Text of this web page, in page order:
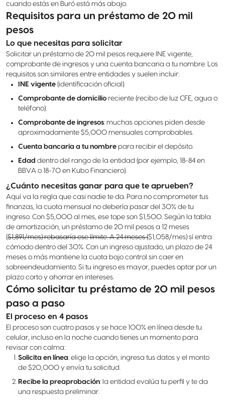
cuando estás en Buró está más abajo.
Requisitos para un préstamo de 20 mil
pesos
Lo que necesitas para solicitar
Solicitar un préstamo de 20 mil pesos requiere INE vigente,
comprobante de ingresos y una cuenta bancaria a tu nombre. Los
requisitos son similares entre entidades y suelen incluir:
INE vigente (identificación oficial).
Comprobante de domicilio reciente (recibo de luz CFE, agua o
teléfono).
Comprobante de ingresos: muchas opciones piden desde
aproximadamente $5,000 mensuales comprobables.
Cuenta bancaria a tu nombre para recibir el depósito.
Edad dentro del rango de la entidad (por ejemplo, 18-84 en
BBVA o 18-70 en Kubo Financiero).
¿Cuánto necesitas ganar para que te aprueben?
Aquí va la regla que casi nadie te da. Para no comprometer tus
finanzas, la cuota mensual no debería pasar del 30% de tu
ingreso. Con $5,000 al mes, ese tope son $1,500. Según la tabla
de amortización, un préstamo de 20 mil pesos a 12 meses
($1,891/mes) rebasaría ese límite. A 24 meses ($1,058/mes) sí entra
cómodo dentro del 30%. Con un ingreso ajustado, un plazo de 24
meses o más mantiene la cuota bajo control sin caer en
sobreendeudamiento. Si tu ingreso es mayor, puedes optar por un
plazo corto y ahorrar en intereses.
Cómo solicitar tu préstamo de 20 mil pesos
paso a paso
El proceso en 4 pasos
El proceso son cuatro pasos y se hace 100% en línea desde tu
celular, incluso en la noche cuando tienes un momento para
revisar con calma:
Solicita en línea: elige la opción, ingresa tus datos y el monto
de $20,000 y envía tu solicitud.
Recibe la preaprobación: la entidad evalúa tu perfil y te da
una respuesta preliminar.